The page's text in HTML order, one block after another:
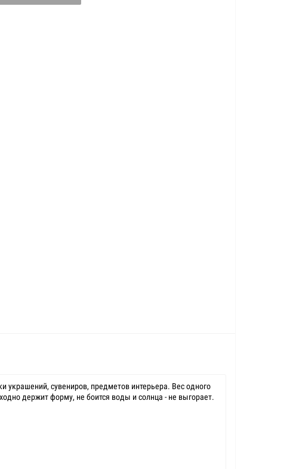
украшений, сувениров, предметов интерьера. Вес одного
держит форму, не боится воды и солнца - не выгорает.